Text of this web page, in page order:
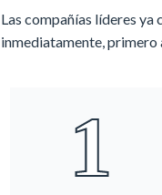
Las compañías líderes
inmediatamente,
1